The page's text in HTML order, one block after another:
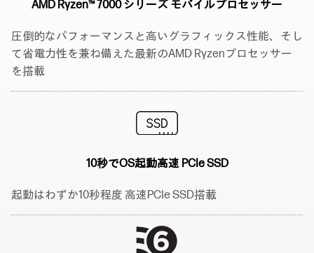
AMD Ryzen™ 7000 シリーズ モバイルプロセッサー
圧倒的なパフォーマンスと高いグラフィックス性能、そし
て省電力性を兼ね備えた最新のAMD Ryzenプロセッサー
を搭載
10秒でOS起動高速 PCIe SSD
起動はわずか10秒程度 高速PCIe SSD搭載